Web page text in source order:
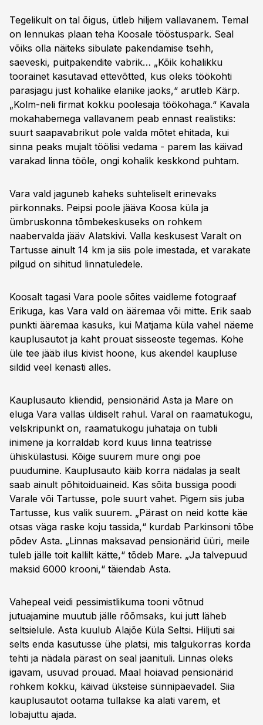
Tegelikult on tal õigus, ütleb hiljem vallavanem. Temal
on lennukas plaan teha Koosale tööstuspark. Seal
võiks olla näiteks sibulate pakendamise tsehh,
saeveski, puitpakendite vabrik… „Kõik kohalikku
toorainet kasutavad ettevõtted, kus oleks töökohti
parasjagu just kohalike elanike jaoks,“ arutleb Kärp.
„Kolm-neli firmat kokku poolesaja töökohaga.“ Kavala
mokahabemega vallavanem peab ennast realistiks:
suurt saapavabrikut pole valda mõtet ehitada, kui
sinna peaks mujalt töölisi vedama - parem las käivad
varakad linna tööle, ongi kohalik keskkond puhtam.
Vara vald jaguneb kaheks suhteliselt erinevaks
piirkonnaks. Peipsi poole jääva Koosa küla ja
ümbruskonna tõmbekeskuseks on rohkem
naabervalda jääv Alatskivi. Valla keskusest Varalt on
Tartusse ainult 14 km ja siis pole imestada, et varakate
pilgud on sihitud linnatuledele.
Koosalt tagasi Vara poole sõites vaidleme fotograaf
Erikuga, kas Vara vald on ääremaa või mitte. Erik saab
punkti ääremaa kasuks, kui Matjama küla vahel näeme
kauplusautot ja kaht prouat sisseoste tegemas. Kohe
üle tee jääb ilus kivist hoone, kus akendel kaupluse
sildid veel kenasti alles.
Kauplusauto kliendid, pensionärid Asta ja Mare on
eluga Vara vallas üldiselt rahul. Varal on raamatukogu,
velskripunkt on, raamatukogu juhataja on tubli
inimene ja korraldab kord kuus linna teatrisse
ühiskülastusi. Kõige suurem mure ongi poe
puudumine. Kauplusauto käib korra nädalas ja sealt
saab ainult põhitoiduaineid. Kas sõita bussiga poodi
Varale või Tartusse, pole suurt vahet. Pigem siis juba
Tartusse, kus valik suurem. „Pärast on neid kotte käe
otsas väga raske koju tassida,“ kurdab Parkinsoni tõbe
põdev Asta. „Linnas maksavad pensionärid üüri, meile
tuleb jälle toit kallilt kätte,“ tõdeb Mare. „Ja talvepuud
maksid 6000 krooni,“ täiendab Asta.
Vahepeal veidi pessimistlikuma tooni võtnud
jutuajamine muutub jälle rõõmsaks, kui jutt läheb
seltsielule. Asta kuulub Alajõe Küla Seltsi. Hiljuti sai
selts enda kasutusse ühe platsi, mis talgukorras korda
tehti ja nädala pärast on seal jaanituli. Linnas oleks
igavam, usuvad prouad. Maal hoiavad pensionärid
rohkem kokku, käivad üksteise sünnipäevadel. Siia
kauplusautot ootama tullakse ka alati varem, et
lobajuttu ajada.